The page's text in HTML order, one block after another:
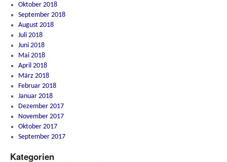
Oktober 2018
September 2018
August 2018
Juli 2018
Juni 2018
Mai 2018
April 2018
März 2018
Februar 2018
Januar 2018
Dezember 2017
November 2017
Oktober 2017
September 2017
Kategorien